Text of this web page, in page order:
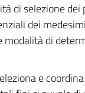
di selezione dei
dei
modalità di
e